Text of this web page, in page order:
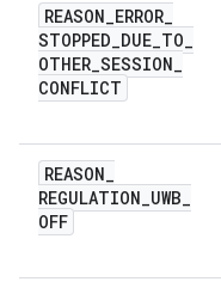
REASON_ERROR_
STOPPED_DUE_TO_
OTHER_SESSION_
CONFLICT
REASON_
REGULATION_UWB_
OFF